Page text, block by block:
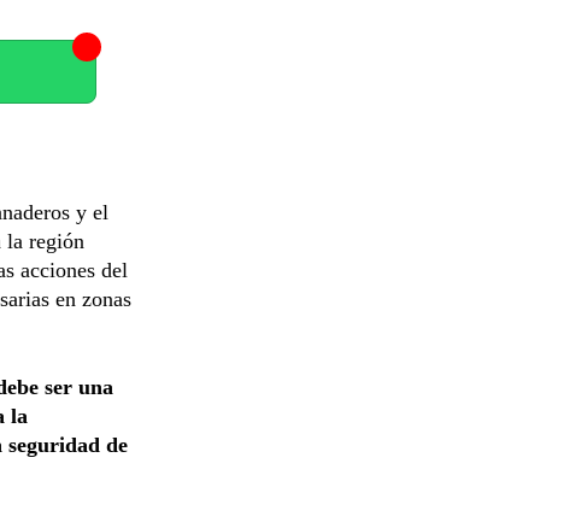
y el
la región
acciones del
en zonas
ser una
la
de